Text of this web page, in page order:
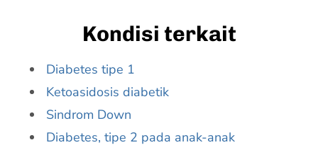
Kondisi terkait
Diabetes tipe 1
Ketoasidosis diabetik
Sindrom Down
Diabetes, tipe 2 pada anak-anak